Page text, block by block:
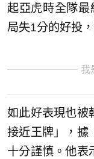
起亞虎時全隊
局失1分的好投
我
如此好表現也被
接近王牌」，據
十分謹慎。他表